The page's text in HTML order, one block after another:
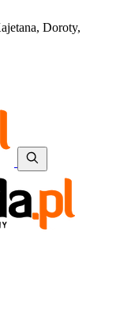
Doroty,